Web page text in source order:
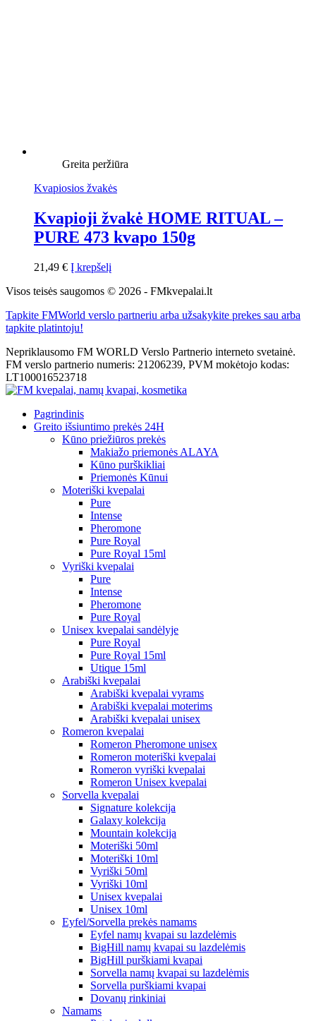
Greita peržiūra
Kvapiosios žvakės
Kvapioji žvakė HOME RITUAL –
PURE 473 kvapo 150g
21,49 € Į krepšelį
Visos teisės saugomos © 2026 - FMkvepalai.lt
Tapkite FMWorld verslo partneriu arba užsakykite prekes sau arba
tapkite platintoju!
Nepriklausomo FM WORLD Verslo Partnerio interneto svetainė.
FM verslo partnerio numeris: 21206239, PVM mokėtojo kodas:
LT100016523718
Pagrindinis
Greito išsiuntimo prekės 24H
Kūno priežiūros prekės
Makiažo priemonės ALAYA
Kūno purškikliai
Priemonės Kūnui
Moteriški kvepalai
Pure
Intense
Pheromone
Pure Royal
Pure Royal 15ml
Vyriški kvepalai
Pure
Intense
Pheromone
Pure Royal
Unisex kvepalai sandėlyje
Pure Royal
Pure Royal 15ml
Utique 15ml
Arabiški kvepalai
Arabiški kvepalai vyrams
Arabiški kvepalai moterims
Arabiški kvepalai unisex
Romeron kvepalai
Romeron Pheromone unisex
Romeron moteriški kvepalai
Romeron vyriški kvepalai
Romeron Unisex kvepalai
Sorvella kvepalai
Signature kolekcija
Galaxy kolekcija
Mountain kolekcija
Moteriški 50ml
Moteriški 10ml
Vyriški 50ml
Vyriški 10ml
Unisex kvepalai
Unisex 10ml
Eyfel/Sorvella prekės namams
Eyfel namų kvapai su lazdelėmis
BigHill namų kvapai su lazdelėmis
BigHill purškiami kvapai
Sorvella namų kvapai su lazdelėmis
Sorvella purškiami kvapai
Dovanų rinkiniai
Namams